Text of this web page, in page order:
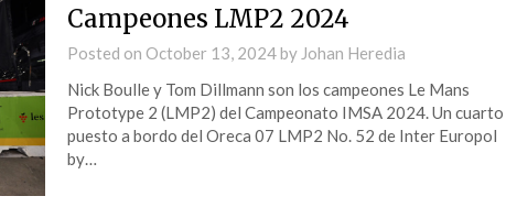
Campeones LMP2 2024
Posted on October 13, 2024by Johan Heredia
Nick Boulle y Tom Dillmann son los campeones Le Mans
Prototype 2 (LMP2) del Campeonato IMSA 2024. Un cuarto
puesto a bordo del Oreca 07 LMP2 No. 52 de Inter Europol
by…